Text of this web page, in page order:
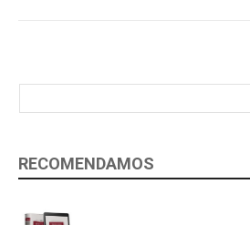
RECOMENDAMOS